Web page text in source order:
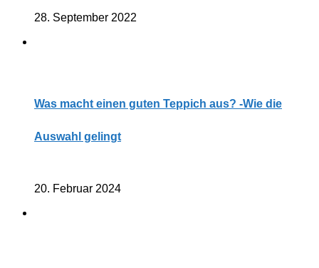
28. September 2022
Was macht einen guten Teppich aus? -Wie die
Auswahl gelingt
20. Februar 2024